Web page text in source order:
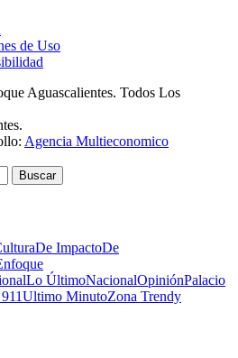
de Uso
Aguascalientes. Todos Los
Agencia Multieconomico
De ImpactoDe
Lo ÚltimoNacionalOpiniónPalacio
Ultimo MinutoZona Trendy